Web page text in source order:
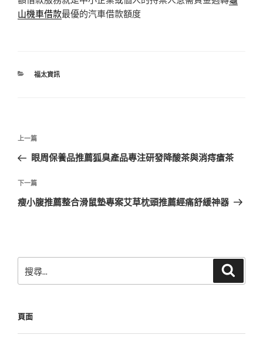
山機車借款最優的汽車借款額度
分
福太資訊
文
導
覽
上
一
文
章
上一篇
眼周保養品推薦狐臭產品專注研發降酸茶與消痔瘡茶
下
一
下一篇
瘦小腹推薦整合滑鼠墊專案艾草枕頭推薦經痛舒緩神器
尋
字:
頁面